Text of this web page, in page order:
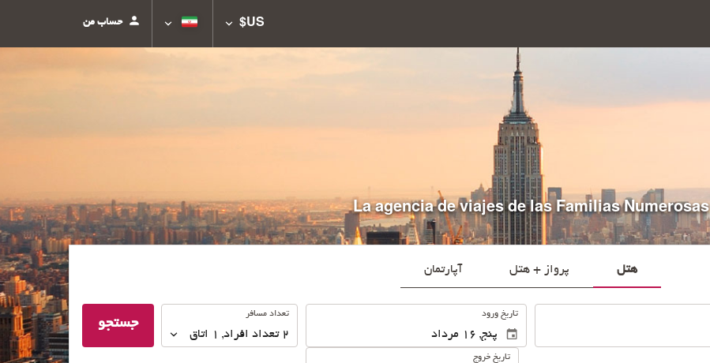
US$ حساب من
La agencia de viajes de las Familias Numerosas
هتل پرواز + هتل آپارتمان
تاریخ ورود
تاریخ خروج
تعداد
تعداد مسافر
2 تعداد افراد ,
1 اتاق
جستجو